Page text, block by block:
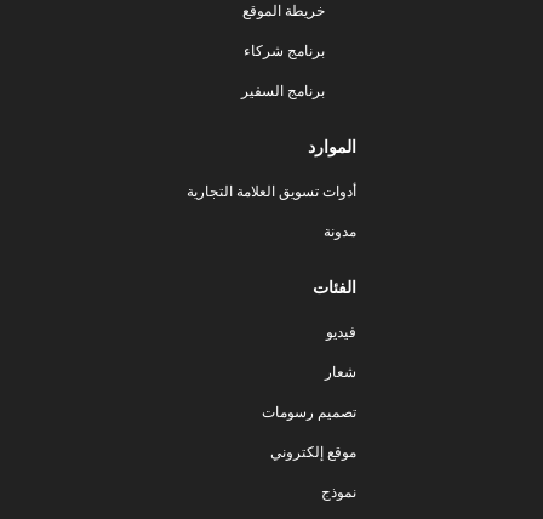
خريطة الموقع
برنامج شركاء
برنامج السفير
الموارد
أدوات تسويق العلامة التجارية
مدونة
الفئات
فيديو
شعار
تصميم رسومات
موقع إلكتروني
نموذج